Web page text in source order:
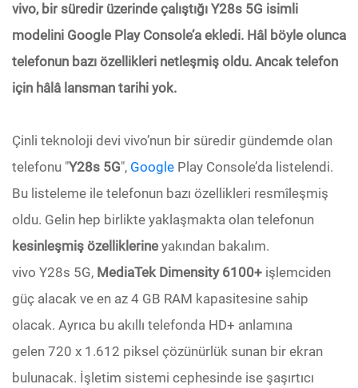
vivo, bir süredir üzerinde çalıştığı Y28s 5G isimli
modelini Google Play Console’a ekledi. Hâl böyle olunca
telefonun bazı özellikleri netleşmiş oldu. Ancak telefon
için hâlâ lansman tarihi yok.
Çinli teknoloji devi vivo’nun bir süredir gündemde olan
telefonu "Y28s 5G", Google Play Console’da listelendi.
Bu listeleme ile telefonun bazı özellikleri resmîleşmiş
oldu. Gelin hep birlikte yaklaşmakta olan telefonun
kesinleşmiş özelliklerine yakından bakalım.
vivo Y28s 5G, MediaTek Dimensity 6100+ işlemciden
güç alacak ve en az 4 GB RAM kapasitesine sahip
olacak. Ayrıca bu akıllı telefonda HD+ anlamına
gelen 720 x 1.612 piksel çözünürlük sunan bir ekran
bulunacak. İşletim sistemi cephesinde ise şaşırtıcı